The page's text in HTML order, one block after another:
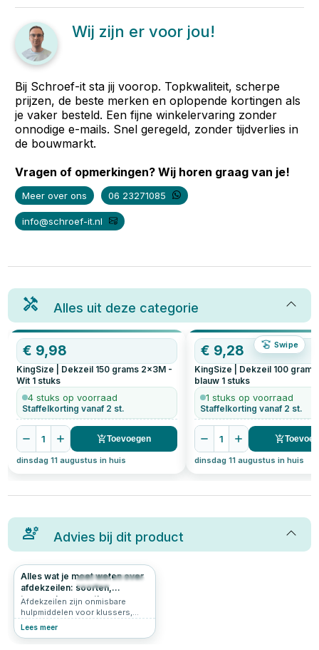
Wij zijn er voor jou!
Bij Schroef-it sta jij voorop. Topkwaliteit, scherpe
prijzen, de beste merken en oplopende kortingen als
je vaker besteld. Een fijne winkelervaring zonder
onnodige e-mails. Snel geregeld, zonder tijdverlies in
de bouwmarkt.
Vragen of opmerkingen? Wij horen graag van je!
Meer over ons 06 23271085
info@schroef-it.nl
Alles uit deze categorie
Swipe
€ 9,98
KingSize | Dekzeil 150 grams 2x3M -
Wit 1 stuks
4 stuks op voorraad
Staffelkorting vanaf 2 st.
1 Toevoegen
dinsdag 11 augustus in huis
€ 9,28
KingSize | Dekzeil 100
blauw 1 stuks
1 stuks op voorraad
Staffelkorting vanaf 2 st.
1
dinsdag 11 augustus in huis
Advies bij dit product
403 4.9
Alles wat je moet weten over
afdekzeilen: soorten,
toepassingen en tips
Afdekzeilen zijn onmisbare
hulpmiddelen voor klussers,
tuiniers en doe-het-zelvers. Ze
Lees meer